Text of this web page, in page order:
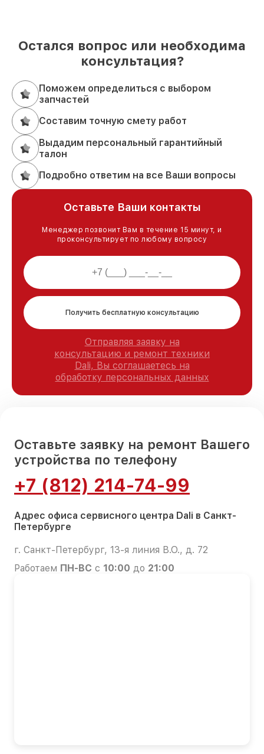
Остался вопрос или необходима
консультация?
Поможем определиться с выбором
запчастей
Составим точную смету работ
Выдадим персональный гарантийный
талон
Подробно ответим на все Ваши вопросы
Оставьте Ваши контакты
Менеджер позвонит Вам в течение 15 минут, и
проконсультирует по любому вопросу
Получить бесплатную консультацию
Отправляя заявку на
консультацию и ремонт техники
Dali, Вы соглашаетесь на
обработку персональных данных
Оставьте заявку на ремонт Вашего
устройства по телефону
+7 (812) 214-74-99
Адрес офиса сервисного центра Dali в Санкт-
Петербурге
г. Санкт-Петербург, 13-я линия В.О., д. 72
Работаем ПН-ВС с 10:00 до 21:00